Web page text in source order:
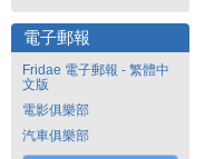
電子郵報
Fridae 電子郵報 - 繁體中
文版
電影俱樂部
汽車俱樂部